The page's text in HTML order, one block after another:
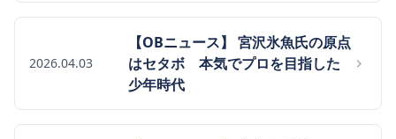
2026.04.03
【OBニュース】 宮沢氷魚氏の原点
はセタボ 本気でプロを目指した
少年時代